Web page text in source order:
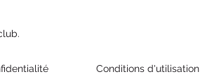
Conditions d'utilisation